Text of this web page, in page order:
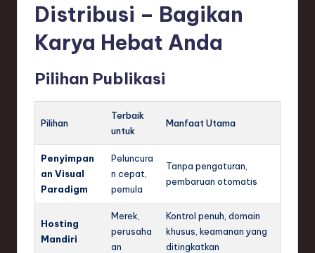
Distribusi – Bagikan
Karya Hebat Anda
Pilihan Publikasi
Pilihan
Terbaik
untuk
Manfaat Utama
Penyimpan
an Visual
Paradigm
Peluncura
n cepat,
pemula
Tanpa pengaturan,
pembaruan otomatis
Hosting
Mandiri
Merek,
perusaha
an
Kontrol penuh, domain
khusus, keamanan yang
ditingkatkan